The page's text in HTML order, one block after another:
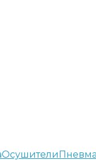
Осушители